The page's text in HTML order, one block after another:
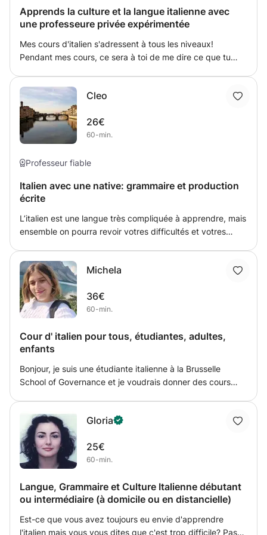
et convivial.
Apprends la culture et la langue italienne avec
une professeure privée expérimentée
Mes cours d'italien s'adressent à tous les niveaux!
Pendant mes cours, ce sera à toi de me dire ce que tu
grammaire comme de compréhension orale ou écrite ou
simplement de culture italienne. Ils sont interactifs et je
serai à l'écoute de toutes tes demandes! Pour chaque
séance, je préparerai des cours personnalisés qui
Cleo
26€
60-min.
Professeur fiable
Italien avec une native: grammaire et production
écrite
L’italien est une langue très compliquée à apprendre, mais
ensemble on pourra revoir votres difficultés et votres
prononciation et votre confiance.
Michela
36€
60-min.
Cour d' italien pour tous, étudiantes, adultes,
enfants
Bonjour, je suis une étudiante italienne à la Brusselle
School of Governance et je voudrais donner des cours
champs grammaire, lexique, conversation, écriture,
écoute.
Gloria
25€
60-min.
Langue, Grammaire et Culture Italienne débutant
ou intermédiaire (à domicile ou en distancielle)
Est-ce que vous avez toujours eu envie d'apprendre
l'italien mais vous vous dites que c'est trop difficile? Pas